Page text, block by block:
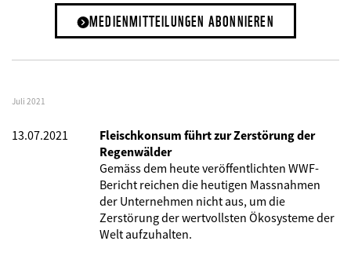
MEDIENMITTEILUNGEN ABONNIEREN
Juli 2021
13.07.2021
Fleischkonsum führt zur Zerstörung der
Regenwälder
Gemäss dem heute veröffentlichten WWF-
Bericht reichen die heutigen Massnahmen
der Unternehmen nicht aus, um die
Zerstörung der wertvollsten Ökosysteme der
Welt aufzuhalten.